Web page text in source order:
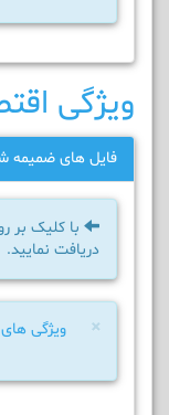
ویژگی
فایل های ضمیمه
با کلیک بر
دریافت نمایید.
× ویژگی